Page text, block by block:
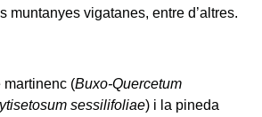
muntanyes vigatanes, entre d’altres.
martinenc (Buxo-Quercetum
sessilifoliae) i la pineda